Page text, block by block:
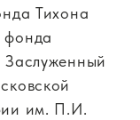
Тихона
фонда
Заслуженный
им. П.И.